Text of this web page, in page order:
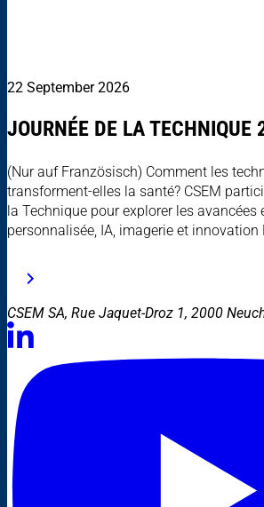
22 September 2026
JOURNÉE DE LA TECHNIQUE
(Nur auf Französisch) Comment les
transforment-elles la santé? CSEM
la Technique pour explorer les avancées
personnalisée, IA, imagerie et innovation
CSEM SA, Rue Jaquet-Droz 1, 2000